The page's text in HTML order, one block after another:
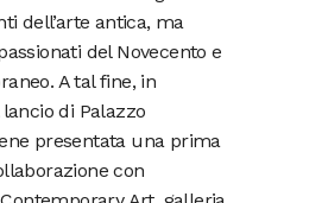
dell’arte antica, ma
del Novecento e
A tal fine, in
di Palazzo
presentata una prima
con